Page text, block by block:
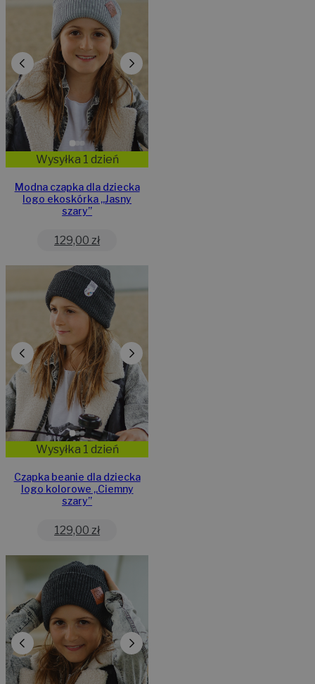
Wysyłka 1 dzień
Modna czapka dla dziecka
logo ekoskórka „Jasny
szary”
129,00 zł
Wysyłka 1 dzień
Czapka beanie dla dziecka
logo kolorowe „Ciemny
szary”
129,00 zł